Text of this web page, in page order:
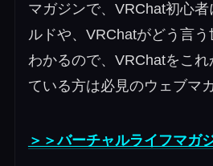
マガジンで、VRChat初心
ルドや、VRChatがどう言う
わかるので、VRChatをこ
ている方は必見のウェブマ
＞＞バーチャルライフマガ